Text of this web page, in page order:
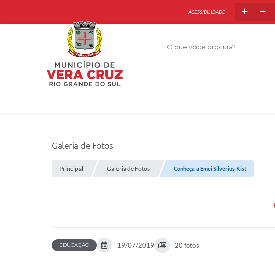
O que voce procura?
ACESSIBILIDADE
Galeria de Fotos
Principal Galeria de Fotos Conheça a Emei Silvérius Kist
EDUCAÇÃO 19/07/2019 20 fotos